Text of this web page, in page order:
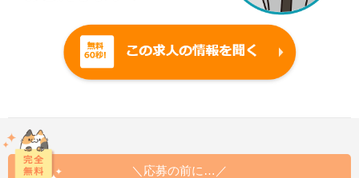
＼応募の前に…／